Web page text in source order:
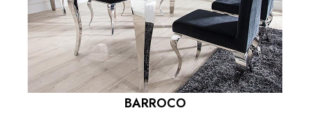
BARROCO